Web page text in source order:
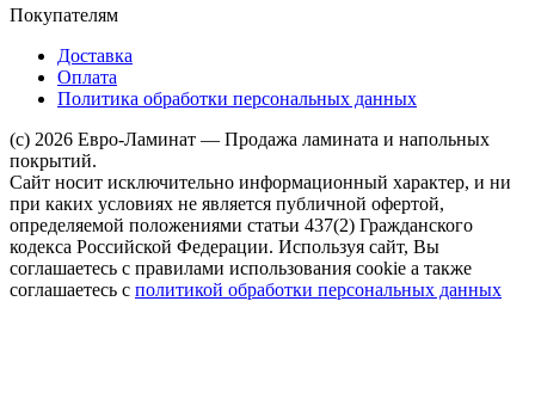
Покупателям
Доставка
Оплата
Политика обработки персональных данных
(c) 2026 Евро-Ламинат — Продажа ламината и напольных
покрытий.
Сайт носит исключительно информационный характер, и ни
при каких условиях не является публичной офертой,
определяемой положениями статьи 437(2) Гражданского
кодекса Российской Федерации. Используя сайт, Вы
соглашаетесь с правилами использования cookie а также
соглашаетесь с политикой обработки персональных данных